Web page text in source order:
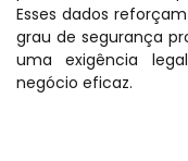
Esses dados
grau de segurança
uma exigência
negócio eficaz.